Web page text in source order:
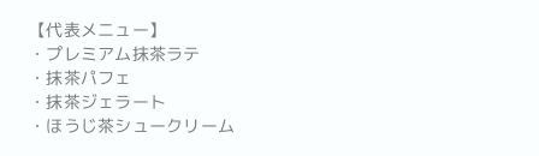
【代表メニュー】
・プレミアム抹茶ラテ
・抹茶パフェ
・抹茶ジェラート
・ほうじ茶シュークリーム